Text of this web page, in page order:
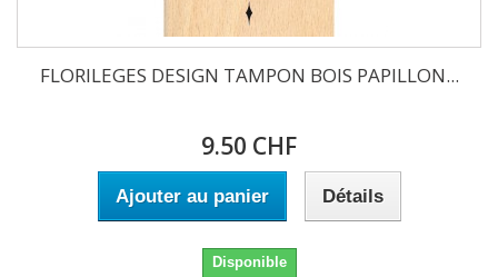
FLORILEGES DESIGN TAMPON BOIS PAPILLON...
9.50 CHF
Ajouter au panier Détails
Disponible